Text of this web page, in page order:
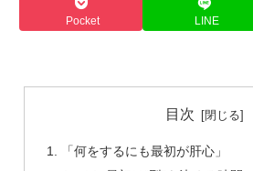
Pocket LINE
目次
「何をするにも最初が肝心」